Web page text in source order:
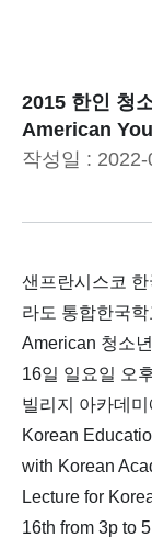
2015 한인 청
American
작성일 :
샌프란시스코
라도 통합한국
American 청소
16일 일요일 오
빌리지 아카데
Korean
with Korean
Lecture for
16th from 3p to